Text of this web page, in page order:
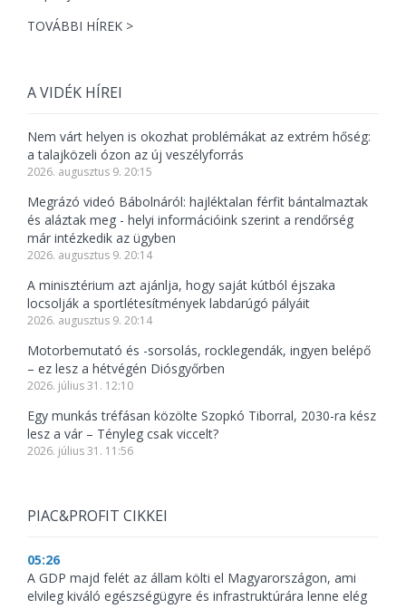
TOVÁBBI HÍREK >
A VIDÉK HÍREI
Nem várt helyen is okozhat problémákat az extrém hőség:
a talajközeli ózon az új veszélyforrás
2026. augusztus 9. 20:15
Megrázó videó Bábolnáról: hajléktalan férfit bántalmaztak
és aláztak meg - helyi információink szerint a rendőrség
már intézkedik az ügyben
2026. augusztus 9. 20:14
A minisztérium azt ajánlja, hogy saját kútból éjszaka
locsolják a sportlétesítmények labdarúgó pályáit
2026. augusztus 9. 20:14
Motorbemutató és -sorsolás, rocklegendák, ingyen belépő
– ez lesz a hétvégén Diósgyőrben
2026. július 31. 12:10
Egy munkás tréfásan közölte Szopkó Tiborral, 2030-ra kész
lesz a vár – Tényleg csak viccelt?
2026. július 31. 11:56
PIAC&PROFIT CIKKEI
05:26
A GDP majd felét az állam költi el Magyarországon, ami
elvileg kiváló egészségügyre és infrastruktúrára lenne elég